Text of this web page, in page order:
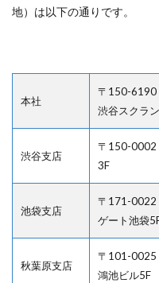
地）は以下の通りです。
本社
〒150-6190
渋谷スクラ
渋谷支店
〒150-
3F
池袋支店
〒171-0022
ゲート池袋
秋葉原支店
〒101-0025
鴻池ビル5F